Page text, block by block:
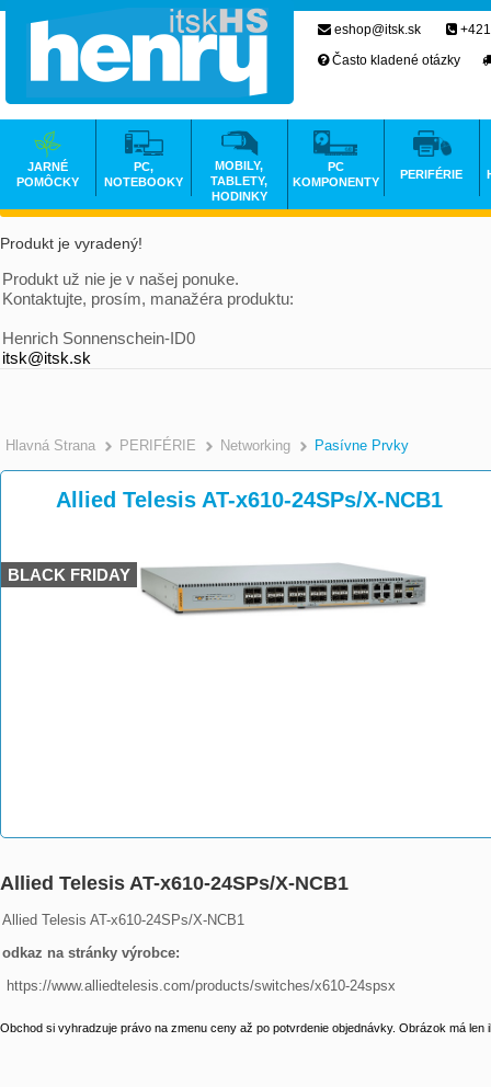
Produkt je vyradený!
Produkt už nie je v našej ponuke.
Kontaktujte, prosím, manažéra produktu:
Henrich Sonnenschein-ID0
itsk@itsk.sk
Hlavná Strana >
PERIFÉRIE >
Networking >
Pasívne Prvky
Allied Telesis AT-x610-24SPs/X-NCB1
BLACK FRIDAY
Allied Telesis AT-x610-24SPs/X-NCB1
Allied Telesis AT-x610-24SPs/X-NCB1
odkaz na stránky výrobce:
https://www.alliedtelesis.com/products/switches/x610-24spsx
Obchod si vyhradzuje právo na zmenu ceny až po potvrdenie objednávky. Obrázok má len
eshop@itsk.sk
Často kladené otázky
JARNÉ
POMÔCKY
PC,
NOTEBOOKY
MOBILY,
TABLETY,
HODINKY
PC
KOMPONENTY
PERIFÉRIE